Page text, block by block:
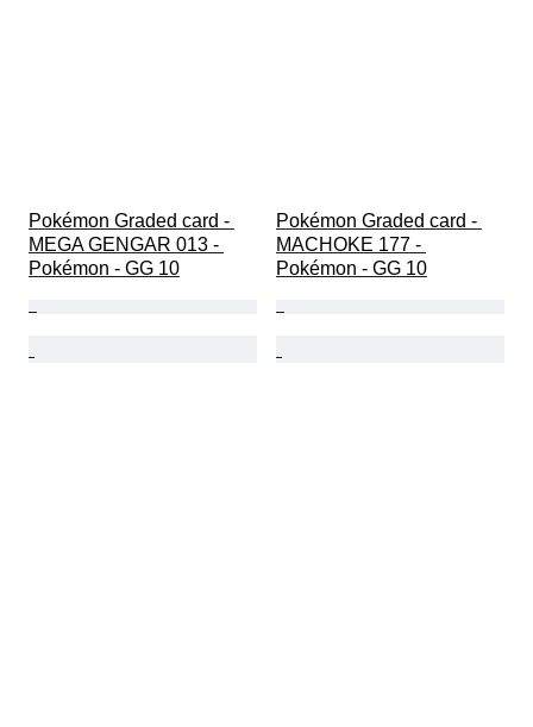
Pokémon Graded card -
MEGA GENGAR 013 -
Pokémon - GG 10
Pokémon Graded card -
MACHOKE 177 -
Pokémon - GG 10